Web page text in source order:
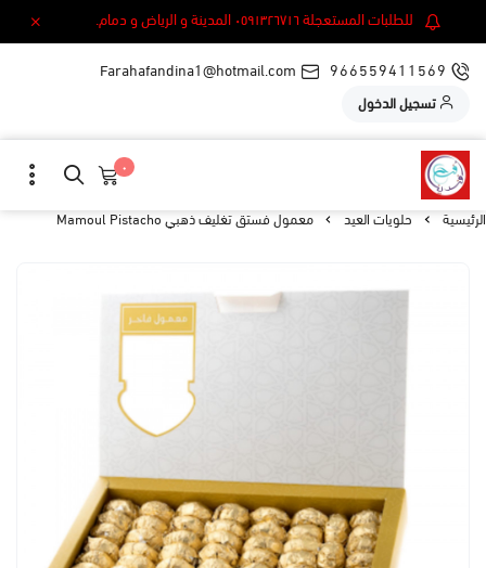
للطلبات المستعجلة ٠٥٩١٣٢٦٧١٦ المدينة و الرياض و دمام.
966559411569
Farahafandina1@hotmail.com
تسجيل الدخول
٠
الرئيسية حلويات العيد معمول فستق تغليف ذهبي Mamoul Pistacho